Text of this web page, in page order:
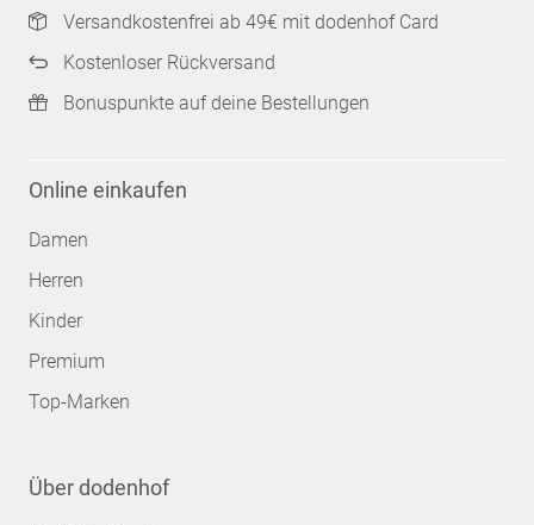
Versandkostenfrei ab 49€ mit dodenhof Card
Kostenloser Rückversand
Bonuspunkte auf deine Bestellungen
Online einkaufen
Damen
Herren
Kinder
Premium
Top-Marken
Über dodenhof